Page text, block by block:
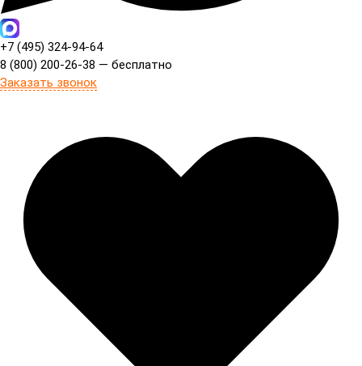
+7 (495) 324-94-64
8 (800) 200-26-38 — бесплатно
Заказать звонок